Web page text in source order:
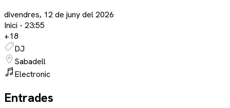
divendres, 12 de juny del 2026
Inici - 23:55
+18
DJ
Sabadell
Electronic
Entrades